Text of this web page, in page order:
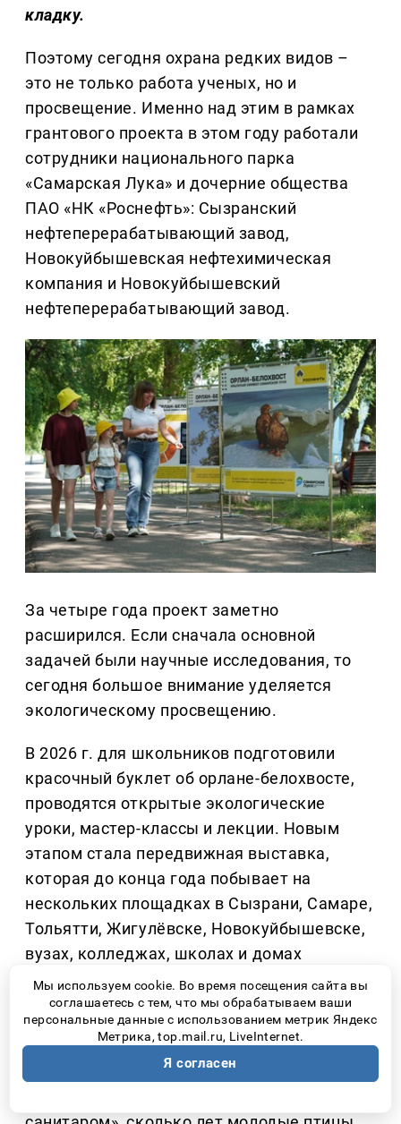
кладку.
Поэтому сегодня охрана редких видов –
это не только работа ученых, но и
просвещение. Именно над этим в рамках
грантового проекта в этом году работали
сотрудники национального парка
«Самарская Лука» и дочерние общества
ПАО «НК «Роснефть»: Сызранский
нефтеперерабатывающий завод,
Новокуйбышевская нефтехимическая
компания и Новокуйбышевский
нефтеперерабатывающий завод.
За четыре года проект заметно
расширился. Если сначала основной
задачей были научные исследования, то
сегодня большое внимание уделяется
экологическому просвещению.
В 2026 г. для школьников подготовили
красочный буклет об орлане-белохвосте,
проводятся открытые экологические
уроки, мастер-классы и лекции. Новым
этапом стала передвижная выставка,
которая до конца года побывает на
нескольких площадках в Сызрани, Самаре,
Тольятти, Жигулёвске, Новокуйбышевске,
вузах, колледжах, школах и домах
культуры региона.
На выставке дети могут не просто
посмотреть фотографии, но и принять
участие в тематическом квесте, узнать,
Мы используем cookie. Во время посещения сайта вы
соглашаетесь с тем, что мы обрабатываем ваши
персональные данные с использованием метрик Яндекс
Метрика, top.mail.ru, LiveInternet.
Я согласен